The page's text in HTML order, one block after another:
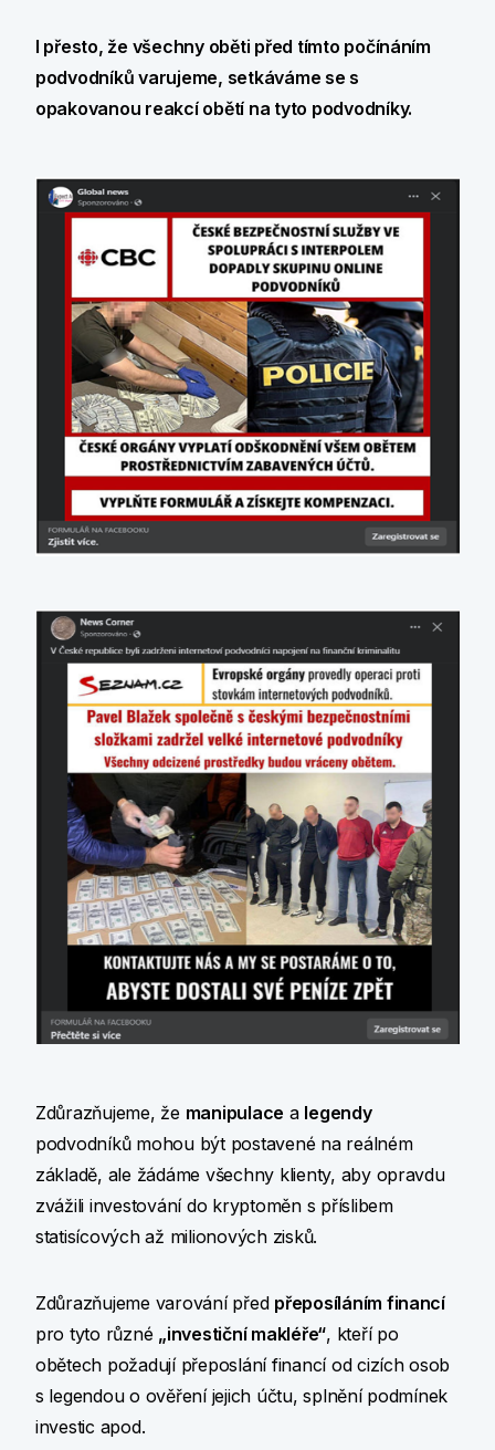
I přesto, že všechny oběti před tímto počínáním
podvodníků varujeme, setkáváme se s
opakovanou reakcí obětí na tyto podvodníky.
Zdůrazňujeme, že manipulace a legendy
podvodníků mohou být postavené na reálném
základě, ale žádáme všechny klienty, aby opravdu
zvážili investování do kryptoměn s příslibem
statisícových až milionových zisků.
Zdůrazňujeme varování před přeposíláním financí
pro tyto různé „investiční makléře“, kteří po
obětech požadují přeposlání financí od cizích osob
s legendou o ověření jejich účtu, splnění podmínek
investic apod.